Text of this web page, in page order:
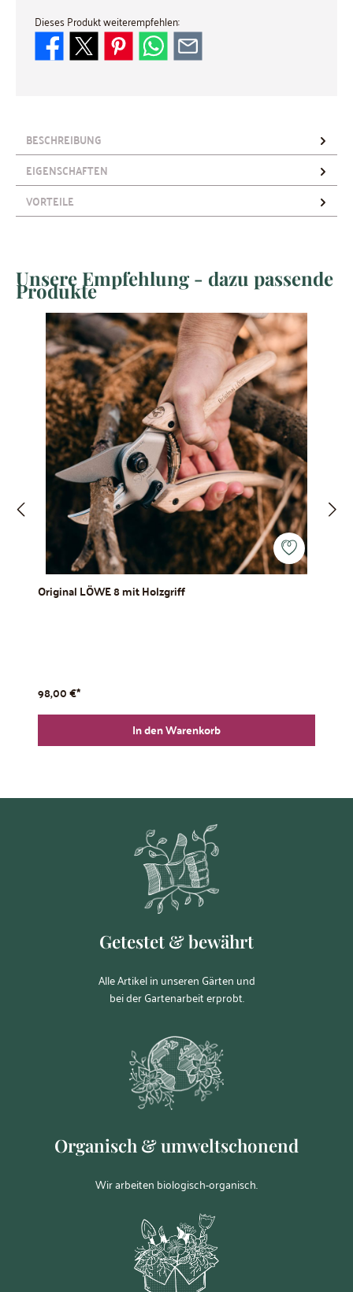
Dieses Produkt weiterempfehlen:
BESCHREIBUNG
EIGENSCHAFTEN
VORTEILE
Produktgalerie überspringen
Unsere Empfehlung - dazu passende
Produkte
Original LÖWE 8 mit Holzgriff
98,00 €*
In den Warenkorb
Getestet & bewährt
Alle Artikel in unseren Gärten und
bei der Gartenarbeit erprobt.
Organisch & umweltschonend
Wir arbeiten biologisch-organisch.